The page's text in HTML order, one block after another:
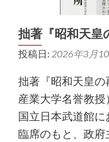
拙著『昭和天皇
投稿日: 2026年3月
拙著『昭和天皇
産業大学名誉教
国立日本武道館
臨席のもと、政府